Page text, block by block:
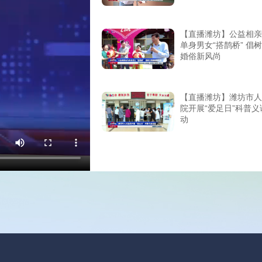
【直播潍坊】公益相
单身男女“搭鹊桥” 倡
婚俗新风尚
【直播潍坊】潍坊市
院开展“爱足日”科普
动